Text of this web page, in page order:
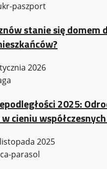
stanie się domem
2026
2025:
cieniu
2025